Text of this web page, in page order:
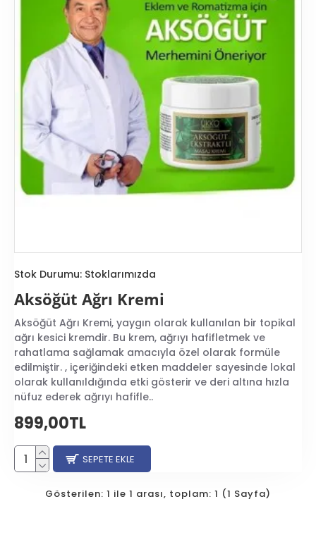
Stok Durumu: Stoklarımızda
Aksöğüt Ağrı Kremi
Aksöğüt Ağrı Kremi, yaygın olarak kullanılan bir topikal
ağrı kesici kremdir. Bu krem, ağrıyı hafifletmek ve
rahatlama sağlamak amacıyla özel olarak formüle
edilmiştir. , içeriğindeki etken maddeler sayesinde lokal
olarak kullanıldığında etki gösterir ve deri altına hızla
nüfuz ederek ağrıyı hafifle..
899,00TL
SEPETE EKLE
Gösterilen: 1 ile 1 arası, toplam: 1 (1 Sayfa)